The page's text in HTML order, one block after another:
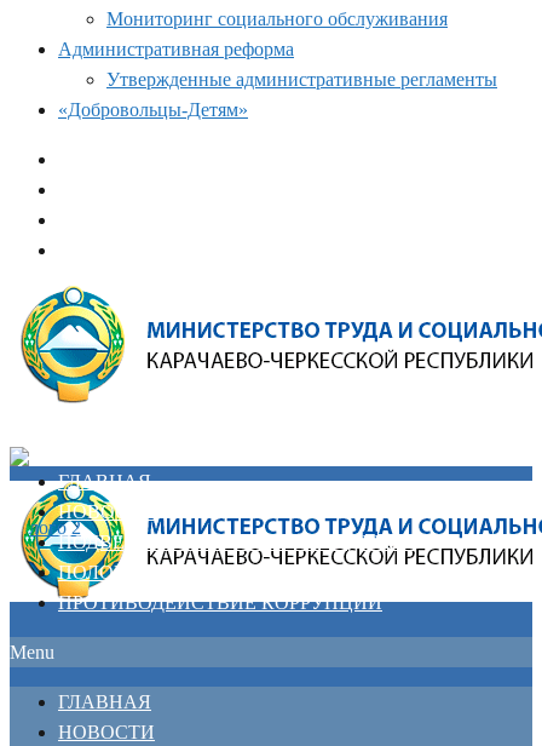
Мониторинг социального обслуживания
Административная реформа
Утвержденные административные регламенты
«Добровольцы-Детям»
ГЛАВНАЯ
НОВОСТИ
ПОДВЕДОМСТВЕННЫЕ УЧРЕЖДЕНИЯ
ПОЛОЖЕНИЕ О МИНИСТЕРСТВЕ
ПРОТИВОДЕЙСТВИЕ КОРРУПЦИИ
Menu
ГЛАВНАЯ
НОВОСТИ